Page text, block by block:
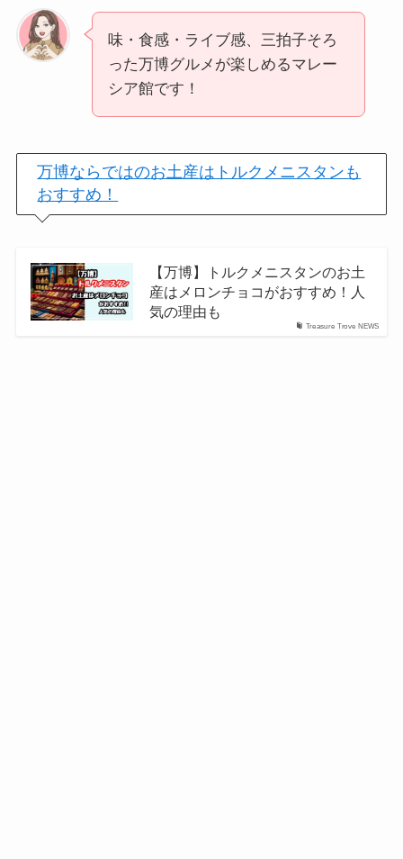
味・食感・ライブ感、三拍子そろ
った万博グルメが楽しめるマレー
シア館です！
万博ならではのお土産はトルクメニスタンも
おすすめ！
Treasure Trove NEWS
【万博】トルクメニスタンのお土
産はメロンチョコがおすすめ！人
気の理由も